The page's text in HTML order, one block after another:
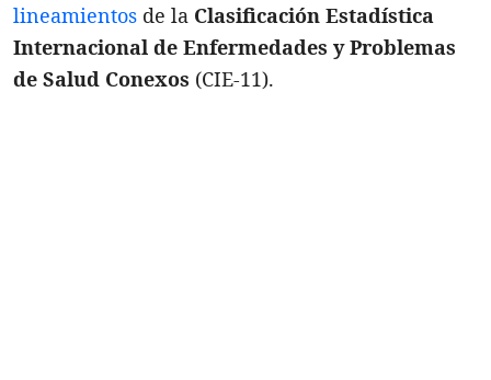
lineamientos de la Clasificación Estadística
Internacional de Enfermedades y Problemas
de Salud Conexos (CIE-11).